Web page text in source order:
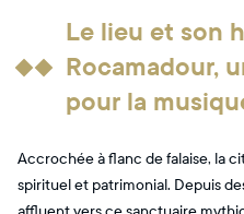
Le lieu et son
Rocamadour,
pour la
Accrochée à flanc de falaise, la
spirituel et patrimonial. Depuis